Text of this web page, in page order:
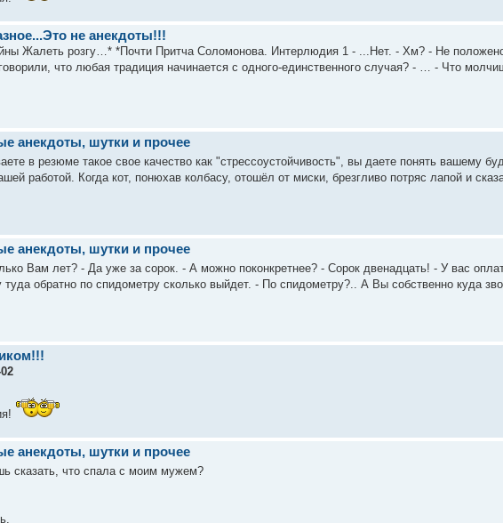
не анекдоты!!!
Жалеть розгу…* *Почти Притча Соломонова. Интерлюдия 1 - ...Нет. - Хм? - Не
что любая традиция начинается с одного-единственного случая? - … - Что
анекдоты, шутки и прочее
в резюме такое свое качество как "стрессоустойчивость", вы даете понять вашему
работой. Когда кот, понюхав колбасу, отошёл от миски, брезгливо потряс лапой и
анекдоты, шутки и прочее
Вам лет? - Да уже за сорок. - А можно поконкретнее? - Сорок двенадцать! - У вас
обратно по спидометру сколько выйдет. - По спидометру?.. А Вы собственно куда
анекдоты, шутки и прочее
сказать, что спала с моим мужем?